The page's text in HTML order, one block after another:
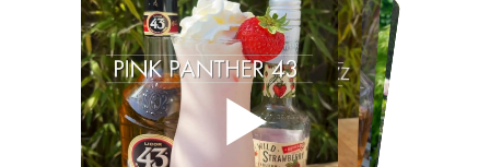
▶▶
▶
▶
▶
▶